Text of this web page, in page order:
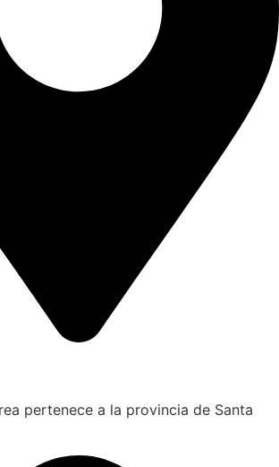
pertenece a la provincia de Santa